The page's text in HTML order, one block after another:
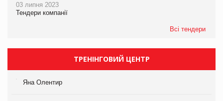
03 липня 2023
Тендери компанії
Всі тендери
ТРЕНІНГОВИЙ ЦЕНТР
Яна Олентир